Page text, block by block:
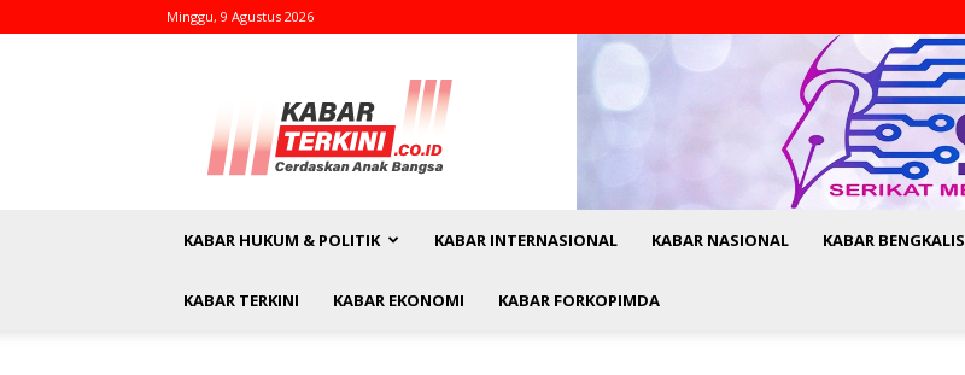
Minggu, 9 Agustus 2026
kabarterkini.co.id
KABAR HUKUM & POLITIK KABAR INTERNASIONAL KABAR NASIONAL KABAR BENGKALIS
KABAR TERKINI KABAR EKONOMI KABAR FORKOPIMDA